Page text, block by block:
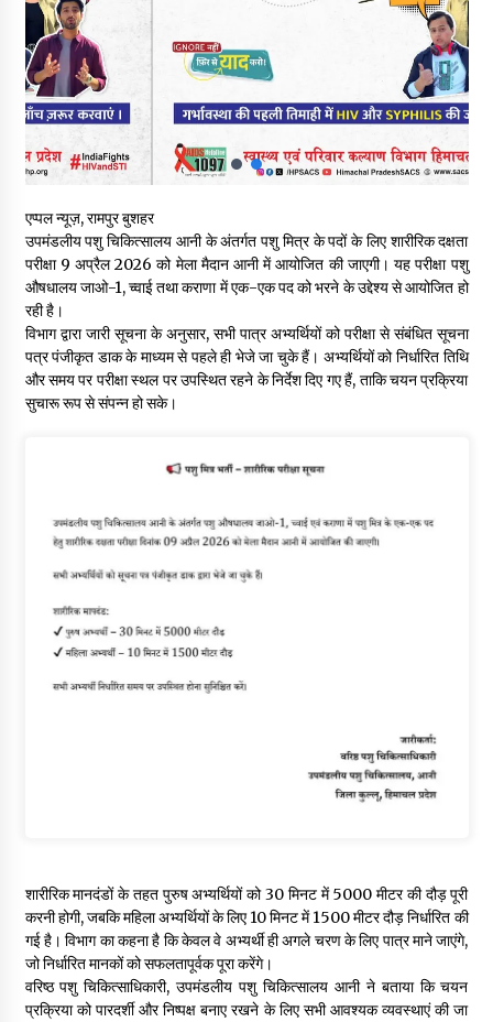
29 मेगावाट पावर प्रोजेक्ट से प्रभावित गांवों को LADA फंड व रोजगार न
मिलने पर राजस्व मंत्री ने जताई नाराजगी
09/08/2026
सुक्खू का गवर्नेंस मॉडल केवल ‘तालाबंदी’ पर आधारित- जयराम ठाकुर
09/08/2026
5 किलो अफीम डोडा/पोस्त बरामदगी मामले में कुल्लू सैंज से मुख्य सप्लायर
गिरफ्तार
09/08/2026
सुधीर शर्मा अपनी बोल-वाणी सुधारें, हिमाचली संस्कृति के अनुरूप करें भाषा का
प्रयोग- राजेश धर्माणी
08/08/2026
08/08/2026
एप्पल न्यूज़, रामपुर बुशहर
उपमंडलीय पशु चिकित्सालय आनी के अंतर्गत पशु मित्र के पदों के लिए शारीरिक दक्षता
परीक्षा 9 अप्रैल 2026 को मेला मैदान आनी में आयोजित की जाएगी। यह परीक्षा पशु
औषधालय जाओ-1, च्वाई तथा कराणा में एक-एक पद को भरने के उद्देश्य से आयोजित हो
रही है।
विभाग द्वारा जारी सूचना के अनुसार, सभी पात्र अभ्यर्थियों को परीक्षा से संबंधित सूचना
पत्र पंजीकृत डाक के माध्यम से पहले ही भेजे जा चुके हैं। अभ्यर्थियों को निर्धारित तिथि
और समय पर परीक्षा स्थल पर उपस्थित रहने के निर्देश दिए गए हैं, ताकि चयन प्रक्रिया
सुचारू रूप से संपन्न हो सके।
शारीरिक मानदंडों के तहत पुरुष अभ्यर्थियों को 30 मिनट में 5000 मीटर की दौड़ पूरी
करनी होगी, जबकि महिला अभ्यर्थियों के लिए 10 मिनट में 1500 मीटर दौड़ निर्धारित की
गई है। विभाग का कहना है कि केवल वे अभ्यर्थी ही अगले चरण के लिए पात्र माने जाएंगे,
जो निर्धारित मानकों को सफलतापूर्वक पूरा करेंगे।
वरिष्ठ पशु चिकित्साधिकारी, उपमंडलीय पशु चिकित्सालय आनी ने बताया कि चयन
प्रक्रिया को पारदर्शी और निष्पक्ष बनाए रखने के लिए सभी आवश्यक व्यवस्थाएं की जा